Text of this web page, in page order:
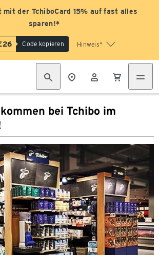
mit der TchiboCard 15% auf fast alles
sparen!*
Code kopieren Hinweis*
bei Tchibo im